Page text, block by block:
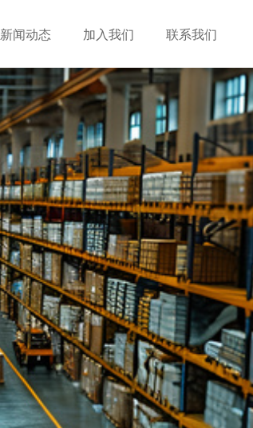
新闻动态 加入我们 联系我们